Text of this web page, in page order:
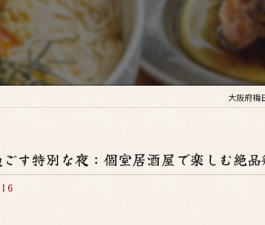
大阪府梅
す特別な夜：個室居酒屋で楽しむ絶品